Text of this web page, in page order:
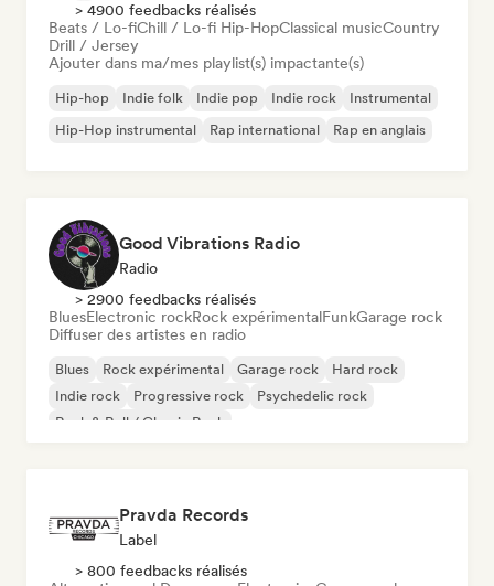
> 4900 feedbacks réalisés
Beats / Lo-fiChill / Lo-fi Hip-HopClassical musicCountry
Drill / Jersey
Ajouter dans ma/mes playlist(s) impactante(s)
Hip-hop Indie folk Indie pop Indie rock
Instrumental
Hip-Hop instrumental
Rap international Rap en anglais
Good Vibrations Radio
Radio
> 2900 feedbacks réalisés
BluesElectronic rockRock expérimentalFunkGarage rock
Diffuser des artistes en radio
Blues Rock expérimental Garage rock
Hard rock
Indie rock
Progressive rock
Psychedelic rock
Rock & Roll / Classic Rock
Pravda Records
Label
> 800 feedbacks réalisés